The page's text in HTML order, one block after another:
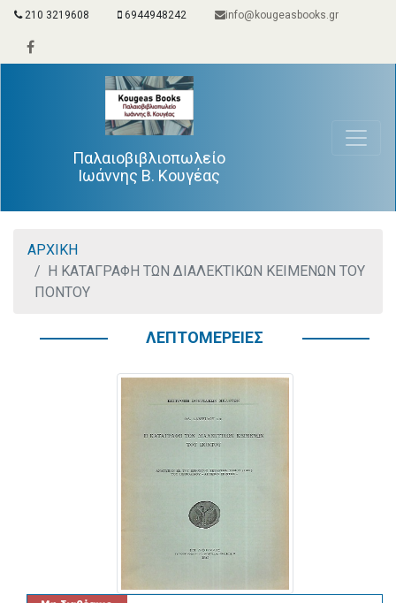
210 3219608 6944948242 info@kougeasbooks.gr
Παλαιοβιβλιοπωλείο
Ιωάννης Β. Κουγέας
ΑΡΧΙΚΗ
Η ΚΑΤΑΓΡΑΦΗ ΤΩΝ ΔΙΑΛΕΚΤΙΚΩΝ ΚΕΙΜΕΝΩΝ ΤΟΥ
ΠΟΝΤΟΥ
ΛΕΠΤΟΜΕΡΕΙΕΣ